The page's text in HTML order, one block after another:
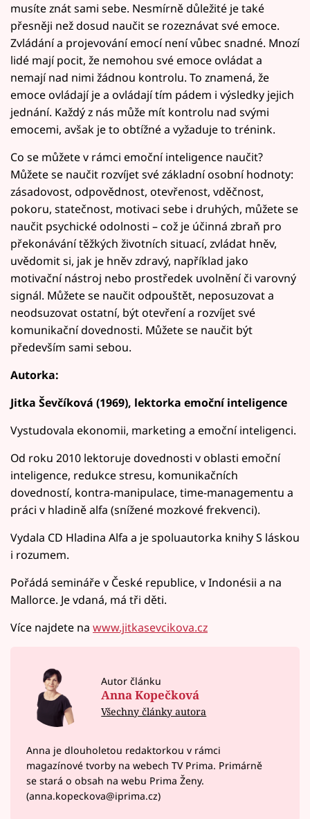
musíte znát sami sebe. Nesmírně důležité je také
přesněji než dosud naučit se rozeznávat své emoce.
Zvládání a projevování emocí není vůbec snadné. Mnozí
lidé mají pocit, že nemohou své emoce ovládat a
nemají nad nimi žádnou kontrolu. To znamená, že
emoce ovládají je a ovládají tím pádem i výsledky jejich
jednání. Každý z nás může mít kontrolu nad svými
emocemi, avšak je to obtížné a vyžaduje to trénink.
Co se můžete v rámci emoční inteligence naučit?
Můžete se naučit rozvíjet své základní osobní hodnoty:
zásadovost, odpovědnost, otevřenost, vděčnost,
pokoru, statečnost, motivaci sebe i druhých, můžete se
naučit psychické odolnosti – což je účinná zbraň pro
překonávání těžkých životních situací, zvládat hněv,
uvědomit si, jak je hněv zdravý, například jako
motivační nástroj nebo prostředek uvolnění či varovný
signál. Můžete se naučit odpouštět, neposuzovat a
neodsuzovat ostatní, být otevření a rozvíjet své
komunikační dovednosti. Můžete se naučit být
především sami sebou.
Autorka:
Jitka Ševčíková (1969), lektorka emoční inteligence
Vystudovala ekonomii, marketing a emoční inteligenci.
Od roku 2010 lektoruje dovednosti v oblasti emoční
inteligence, redukce stresu, komunikačních
dovedností, kontra-manipulace, time-managementu a
práci v hladině alfa (snížené mozkové frekvenci).
Vydala CD Hladina Alfa a je spoluautorka knihy S láskou
i rozumem.
Pořádá semináře v České republice, v Indonésii a na
Mallorce. Je vdaná, má tři děti.
Více najdete na www.jitkasevcikova.cz
Autor článku
Anna Kopečková
Všechny články autora
Anna je dlouholetou redaktorkou v rámci
magazínové tvorby na webech TV Prima. Primárně
se stará o obsah na webu Prima Ženy.
(anna.kopeckova@iprima.cz)